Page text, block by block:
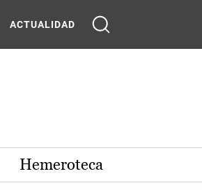
ACTUALIDAD
Hemeroteca